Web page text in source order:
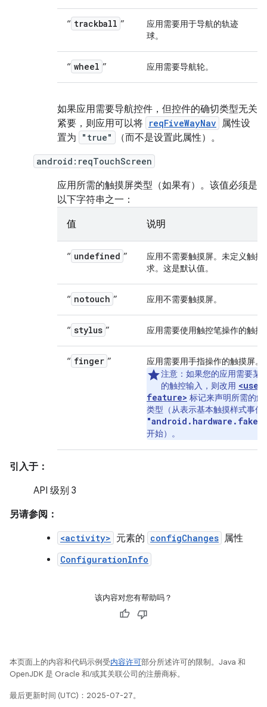
“ trackball ”
应用需要用于导航的轨迹
球。
“ wheel ” 应用需要导航轮。
如果应用需要导航控件，但控件的确切类型无关
紧要，则应用可以将 reqFiveWayNav 属性设
置为
"true" （而不是设置此属性）。
android:reqTouchScreen
应用所需的触摸屏类型（如果有）。该值必须是
以下字符串之一：
值 说明
“ undefined ”
应用不需要触摸屏。未定义触摸
求。这是默认值。
“ notouch ” 应用不需要触摸屏。
“ stylus ” 应用需要使用触控笔操作的触摸
“ finger ”
应用需要用手指操作的触摸屏。
注意： 如果您的应用需要某
的触控输入，则改用
feature> 标记来声明所需的触
类型（从表示基本触摸样式事件
开始）。
引入于：
API 级别 3
另请参阅：
<activity> 元素的 configChanges 属性
ConfigurationInfo
该内容对您有帮助吗？
本页面上的内容和代码示例受内容许可部分所述许可的限制。Java 和
OpenJDK 是 Oracle 和/或其关联公司的注册商标。
最后更新时间 (UTC)：2025-07-27。